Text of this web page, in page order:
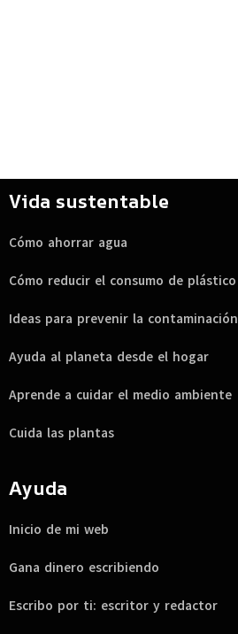
Vida sustentable
Cómo ahorrar agua
Cómo reducir el consumo de plástico
Ideas para prevenir la contaminación
Ayuda al planeta desde el hogar
Aprende a cuidar el medio ambiente
Cuida las plantas
Ayuda
Inicio de mi web
Gana dinero escribiendo
Escribo por ti: escritor y redactor